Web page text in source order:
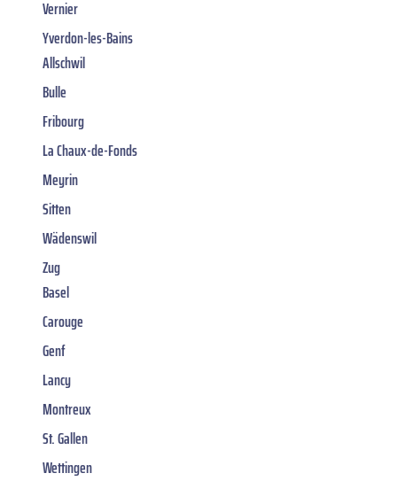
Vernier
Yverdon-les-Bains
Allschwil
Bulle
Fribourg
La Chaux-de-Fonds
Meyrin
Sitten
Wädenswil
Zug
Basel
Carouge
Genf
Lancy
Montreux
St. Gallen
Wettingen